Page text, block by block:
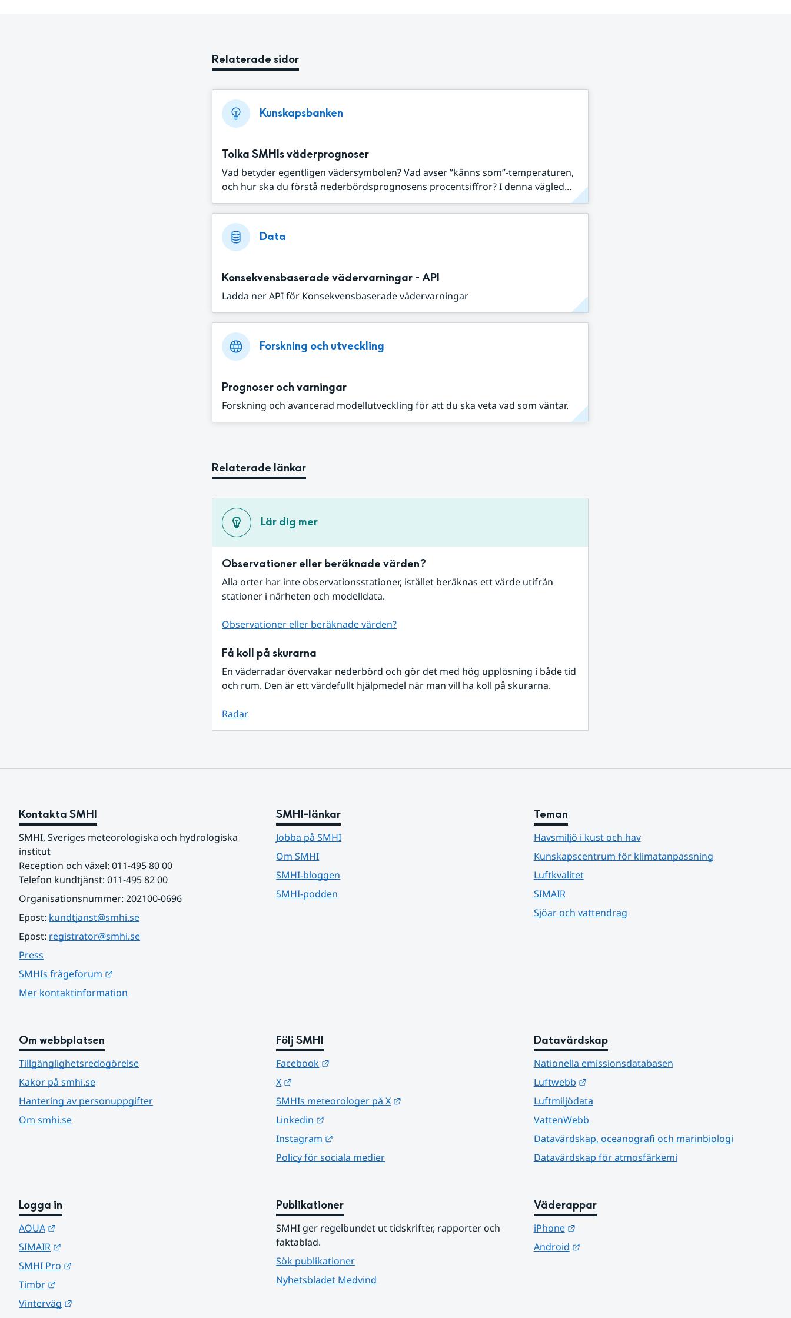
Relaterade sidor
Kunskapsbanken
Tolka SMHIs väderprognoser
Vad betyder egentligen vädersymbolen? Vad avser ”känns som”-temperaturen,
och hur ska du förstå nederbördsprognosens procentsiffror? I denna vägled...
Data
Konsekvensbaserade vädervarningar - API
Ladda ner API för Konsekvensbaserade vädervarningar
Forskning och utveckling
Prognoser och varningar
Forskning och avancerad modellutveckling för att du ska veta vad som väntar.
Relaterade länkar
Lär dig mer
Observationer eller beräknade värden?
Alla orter har inte observationsstationer, istället beräknas ett värde utifrån
stationer i närheten och modelldata.
Observationer eller beräknade värden?
Få koll på skurarna
En väderradar övervakar nederbörd och gör det med hög upplösning i både tid
och rum. Den är ett värdefullt hjälpmedel när man vill ha koll på skurarna.
Radar
Kontakta SMHI
SMHI, Sveriges meteorologiska och hydrologiska
institut
Reception och växel: 011-495 80 00
Telefon kundtjänst: 011-495 82 00
Organisationsnummer: 202100-0696
Epost: kundtjanst@smhi.se
Epost: registrator@smhi.se
Press
SMHIs frågeforum
Mer kontaktinformation
SMHI-länkar
Jobba på SMHI
Om SMHI
SMHI-bloggen
SMHI-podden
Teman
Havsmiljö i kust och hav
Kunskapscentrum för klimatanpassning
Luftkvalitet
SIMAIR
Sjöar och vattendrag
Om webbplatsen
Tillgänglighetsredogörelse
Kakor på smhi.se
Hantering av personuppgifter
Om smhi.se
Följ SMHI
Facebook
X
SMHIs meteorologer på X
Linkedin
Instagram
Policy för sociala medier
Datavärdskap
Nationella emissionsdatabasen
Luftwebb
Länk till annan webbplats.
Luftmiljödata
VattenWebb
Datavärdskap, oceanografi och marinbiologi
Datavärdskap för atmosfärkemi
Logga in
AQUA
SIMAIR
SMHI Pro
Timbr
Vinterväg
Publikationer
SMHI ger regelbundet ut tidskrifter, rapporter och
faktablad.
Sök publikationer
Nyhetsbladet Medvind
Väderappar
iPhone
Länk till annan webbplats.
Android
Länk till annan webbplats.